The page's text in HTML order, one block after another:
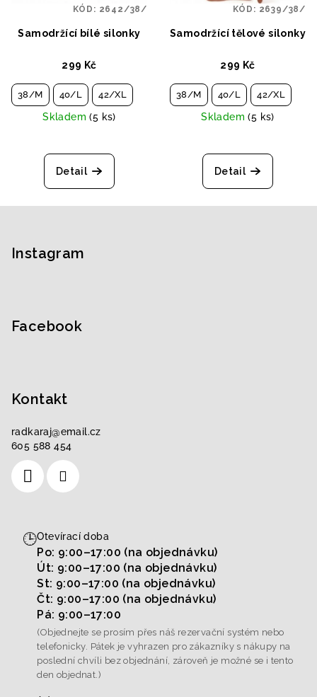
Samodržící bílé silonky
299 Kč
38/M 40/L 42/XL
Skladem(5 ks)
Detail
KÓD: 2642/38/
Samodržící tělové silonky
299 Kč
38/M 40/L 42/XL
Skladem(5 ks)
Detail
KÓD: 2639/38/
Instagram
Facebook
Kontakt
radkaraj@email.cz
605 588 454
🕒Otevírací doba
Po: 9:00–17:00 (na objednávku)
Út: 9:00–17:00 (na objednávku)
St: 9:00–17:00 (na objednávku)
Čt: 9:00–17:00 (na objednávku)
Pá: 9:00–17:00
(Objednejte se prosím přes náš rezervační systém nebo
telefonicky. Pátek je vyhrazen pro zákazníky s nákupy na
poslední chvíli bez objednání, zároveň je možné se i tento
den objednat.)